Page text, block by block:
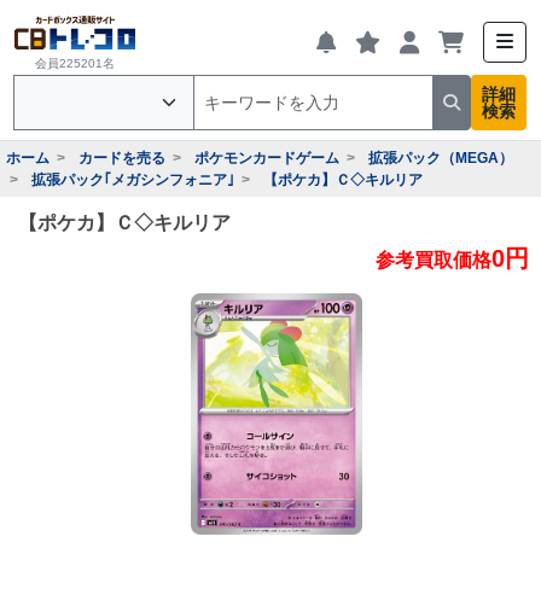
会員225201名
詳細
検索
ホーム カードを売る ポケモンカードゲーム
拡張パック（MEGA）
拡張パック｢メガシンフォニア｣
【ポケカ】Ｃ◇キルリア
【ポケカ】Ｃ◇キルリア
参考買取価格0円